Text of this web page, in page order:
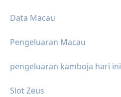
Data Macau
Pengeluaran Macau
pengeluaran kamboja hari ini
Slot Zeus